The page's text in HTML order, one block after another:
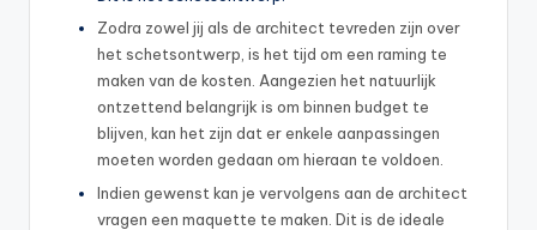
Zodra zowel jij als de architect tevreden zijn over
het schetsontwerp, is het tijd om een raming te
maken van de kosten. Aangezien het natuurlijk
ontzettend belangrijk is om binnen budget te
blijven, kan het zijn dat er enkele aanpassingen
moeten worden gedaan om hieraan te voldoen.
Indien gewenst kan je vervolgens aan de architect
vragen een maquette te maken. Dit is de ideale